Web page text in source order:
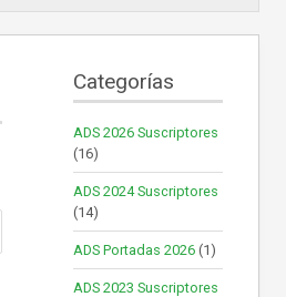
Categorías
ADS 2026 Suscriptores
(16)
ADS 2024 Suscriptores
(14)
ADS Portadas 2026 (1)
ADS 2023 Suscriptores